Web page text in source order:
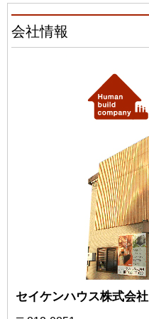
会社情報
セイケンハウス株式会社